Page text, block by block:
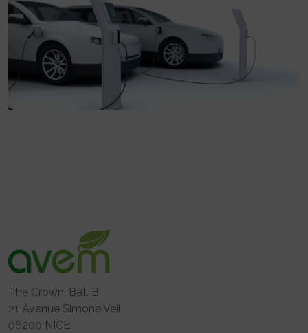
The Crown, Bât. B
21 Avenue Simone Veil
06200 NICE